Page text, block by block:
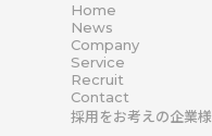
Home
News
Company
Service
Recruit
Contact
採用をお考えの企業様